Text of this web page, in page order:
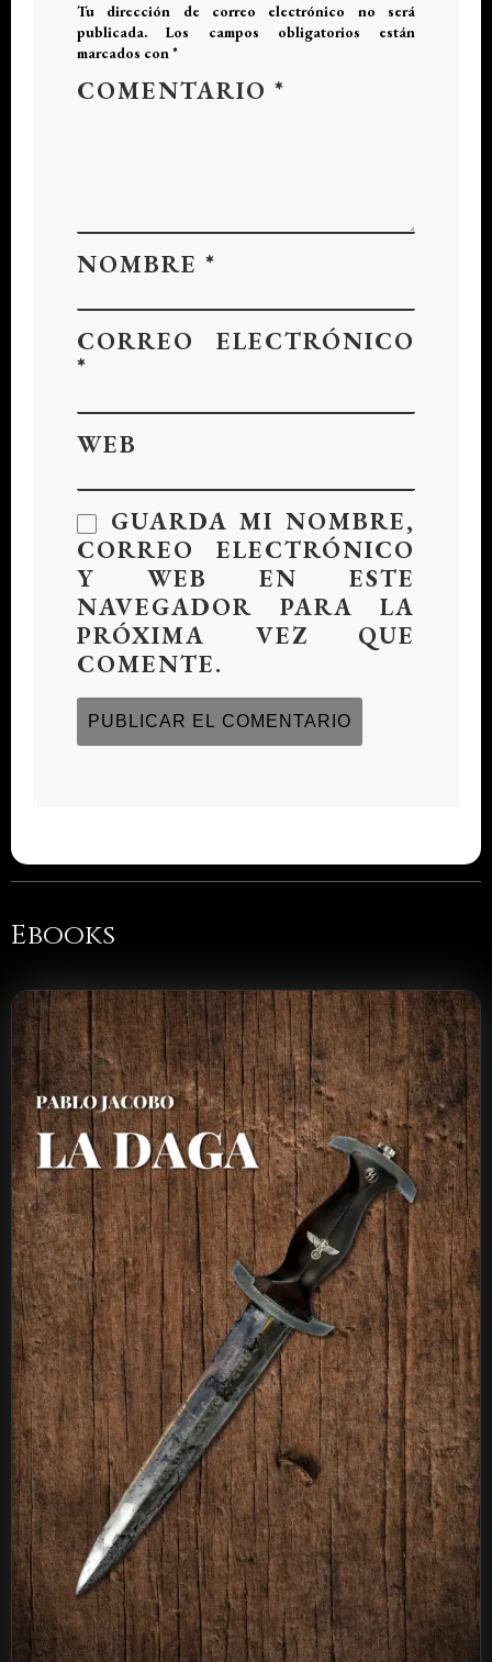
Tu dirección de correo electrónico no será
publicada.
Los campos obligatorios están
marcados con*
COMENTARIO *
NOMBRE *
CORREO ELECTRÓNICO
*
WEB
GUARDA MI NOMBRE,
CORREO ELECTRÓNICO
Y WEB EN ESTE
NAVEGADOR PARA LA
PRÓXIMA VEZ QUE
COMENTE.
Ebooks